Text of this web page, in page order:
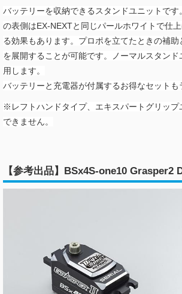
バッテリーを収納できるスタンドユニットです
の表側はEX-NEXTと同じパールホワイトで仕
る効果もあります。プロポを立てたときの補助
を展開することが可能です。ノーマルスタン
用します。
バッテリーと充電器が付属するお得なセットも
※レフトハンドタイプ、エキスパートグリップ
できません。
【参考出品】BSx4S-one10 Grasper2